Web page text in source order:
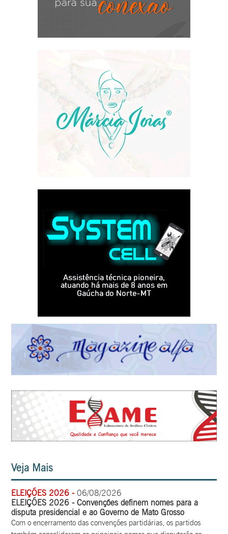
Veja Mais
ELEIÇÕES 2026 -06/08/2026
ELEIÇÕES 2026 - Convenções definem nomes para a
disputa presidencial e ao Governo de Mato Grosso
Com o encerramento das convenções partidárias, os partidos